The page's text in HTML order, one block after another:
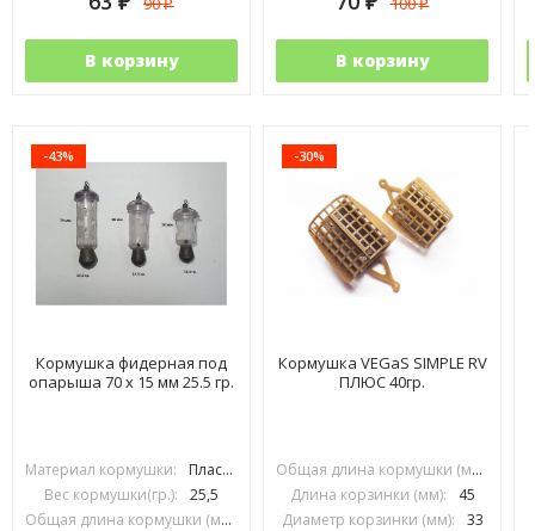
₽
В корзину
₽
В корзину
-43%
Кормушка фидерная под
опарыша 70 х 15 мм 25.5 гр.
Материал кормушки:
Пластик
Вес кормушки(гр.):
25,5
Общая длина кормушки (мм):
-30%
Кормушка VEGaS SIMPLE RV
ПЛЮС 40гр.
Общая длина кормушки (мм):
Длина корзинки (мм):
45
Диаметр корзинки (мм):
33